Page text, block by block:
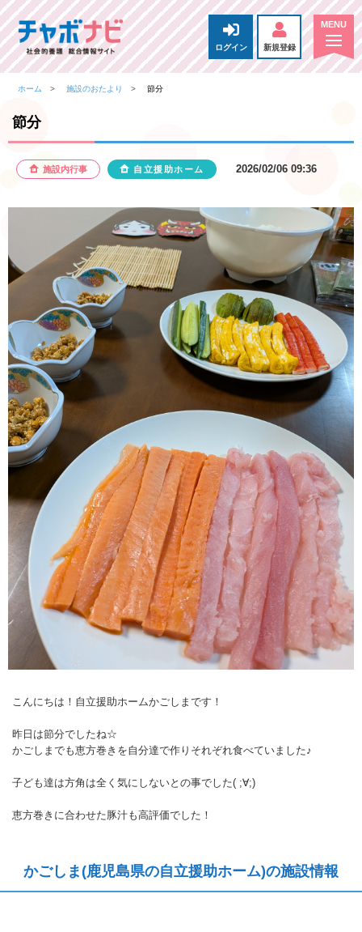
ログイン 新規登録
ホーム 施設のおたより 節分
節分
施設内行事 自立援助ホーム 2026/02/06 09:36
こんにちは！自立援助ホームかごしまです！
昨日は節分でしたね☆
かごしまでも恵方巻きを自分達で作りそれぞれ食べていました♪
子ども達は方角は全く気にしないとの事でした( ;∀;)
恵方巻きに合わせた豚汁も高評価でした！
かごしま(鹿児島県の自立援助ホーム)の施設情報